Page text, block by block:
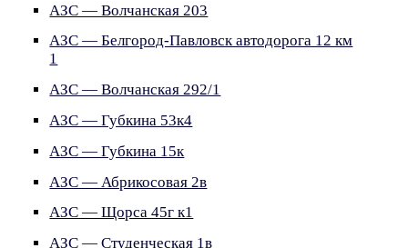
АЗС — Волчанская 203
АЗС — Белгород-Павловск автодорога 12 км
1
АЗС — Волчанская 292/1
АЗС — Губкина 53к4
АЗС — Губкина 15к
АЗС — Абрикосовая 2в
АЗС — Щорса 45г к1
АЗС — Студенческая 1в